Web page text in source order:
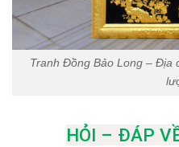
Tranh Đồng Bảo Long – Địa
HỎI – ĐÁP